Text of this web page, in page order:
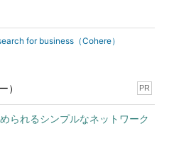
for business（Cohere）
） PR
られるシンプルなネットワーク